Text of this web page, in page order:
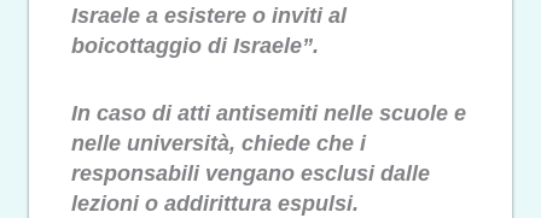
Israele a esistere o inviti al
boicottaggio di Israele”.
In caso di atti antisemiti nelle scuole e
nelle università, chiede che i
responsabili vengano esclusi dalle
lezioni o addirittura espulsi.